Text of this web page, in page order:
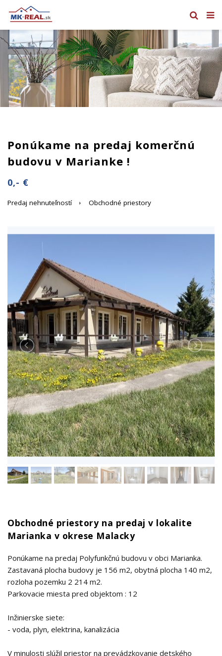
Ponúkame na predaj komerčnú
budovu v Marianke !
0,- €
Predaj nehnuteľností Obchodné priestory
Obchodné priestory na predaj v lokalite
Marianka v okrese Malacky
Ponúkame na predaj Polyfunkčnú budovu v obci Marianka.
Zastavaná plocha budovy je 156 m2, obytná plocha 140 m2,
rozloha pozemku 2 214 m2.
Parkovacie miesta pred objektom : 12
Inžinierske siete:
- voda, plyn, elektrina, kanalizácia
V minulosti slúžil priestor na prevádzkovanie detského